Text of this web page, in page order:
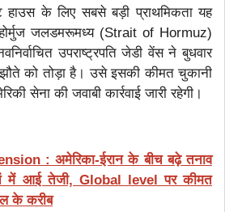
के लिए सबसे बड़ी प्राथमिकता यह
जलडमरूमध्य (Strait of Hormuz)
उपराष्ट्रपति जेडी वेंस ने बुधवार
को तोड़ा है। उसे इसकी कीमत चुकानी
सेना की जवाबी कार्रवाई जारी रहेगी।
: अमेरिका-ईरान के बीच बढ़े तनाव
आई तेजी, Global level पर कीमत
के करीब